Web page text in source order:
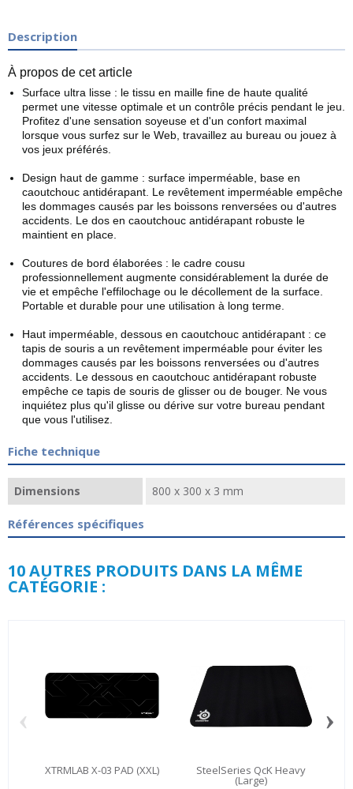
Description
À propos de cet article
Surface ultra lisse : le tissu en maille fine de haute qualité
permet une vitesse optimale et un contrôle précis pendant le jeu.
Profitez d'une sensation soyeuse et d'un confort maximal
lorsque vous surfez sur le Web, travaillez au bureau ou jouez à
vos jeux préférés.
Design haut de gamme : surface imperméable, base en
caoutchouc antidérapant. Le revêtement imperméable empêche
les dommages causés par les boissons renversées ou d'autres
accidents. Le dos en caoutchouc antidérapant robuste le
maintient en place.
Coutures de bord élaborées : le cadre cousu
professionnellement augmente considérablement la durée de
vie et empêche l'effilochage ou le décollement de la surface.
Portable et durable pour une utilisation à long terme.
Haut imperméable, dessous en caoutchouc antidérapant : ce
tapis de souris a un revêtement imperméable pour éviter les
dommages causés par les boissons renversées ou d'autres
accidents. Le dessous en caoutchouc antidérapant robuste
empêche ce tapis de souris de glisser ou de bouger. Ne vous
inquiétez plus qu'il glisse ou dérive sur votre bureau pendant
que vous l'utilisez.
Fiche technique
Dimensions 800 x 300 x 3 mm
Références spécifiques
10 AUTRES PRODUITS DANS LA MÊME
CATÉGORIE :
XTRMLAB X-03 PAD (XXL) SteelSeries QcK Heavy
(Large)
‹ ›